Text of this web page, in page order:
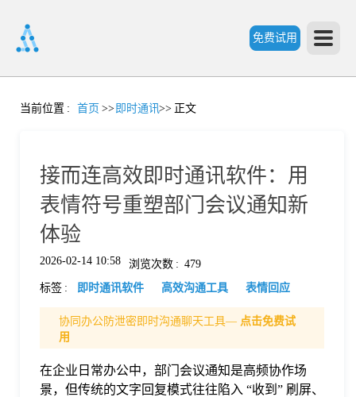
免费试用
首
价
格
当前位置 : 首页 >> 即时通讯>> 正文
接而连高效即时通讯软件：用
表情符号重塑部门会议通知新
体验
2026-02-14 10:58 浏览次数 : 479
标签 : 即时通讯软件 高效沟通工具 表情回应
协同办公防泄密即时沟通聊天工具— 点击免费试
用
在企业日常办公中，部门会议通知是高频协作场
景，但传统的文字回复模式往往陷入 “收到” 刷屏、